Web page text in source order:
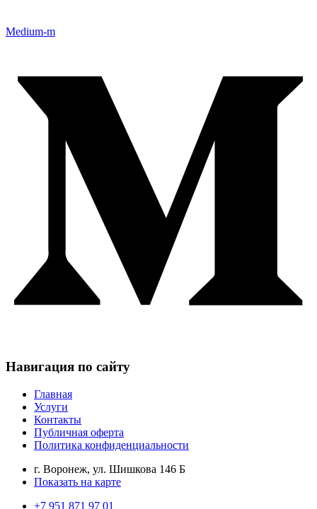
Medium-m
Навигация по сайту
Главная
Услуги
Контакты
Публичная оферта
Политика конфиденциальности
г. Воронеж, ул. Шишкова 146 Б
Показать на карте
+7 951 871 97 01